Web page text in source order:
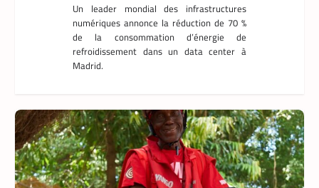
Un leader mondial des infrastructures
numériques annonce la réduction de 70 %
de la consommation d’énergie de
refroidissement dans un data center à
Madrid.